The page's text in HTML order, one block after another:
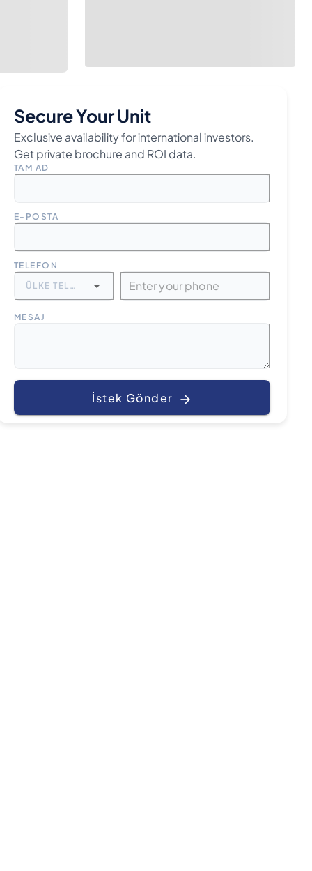
Secure Your Unit
Exclusive availability for international investors.
Get private brochure and ROI data.
TAM AD
E-POSTA
TELEFON
ÜLKE TELEFON KODU
MESAJ
İstek Gönder